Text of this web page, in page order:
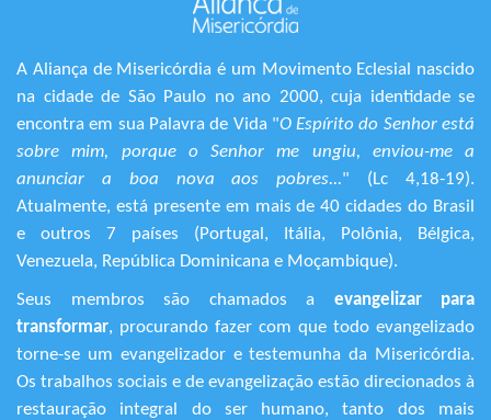
A Aliança de Misericórdia é um Movimento Eclesial nascido
na cidade de São Paulo no ano 2000, cuja identidade se
encontra em sua Palavra de Vida "O Espírito do Senhor está
sobre mim, porque o Senhor me ungiu, enviou-me a
anunciar a boa nova aos pobres..." (Lc 4,18-19).
Atualmente, está presente em mais de 40 cidades do Brasil
e outros 7 países (Portugal, Itália, Polônia, Bélgica,
Venezuela, República Dominicana e Moçambique).
Seus membros são chamados a evangelizar para
transformar, procurando fazer com que todo evangelizado
torne-se um evangelizador e testemunha da Misericórdia.
Os trabalhos sociais e de evangelização estão direcionados à
restauração integral do ser humano, tanto dos mais